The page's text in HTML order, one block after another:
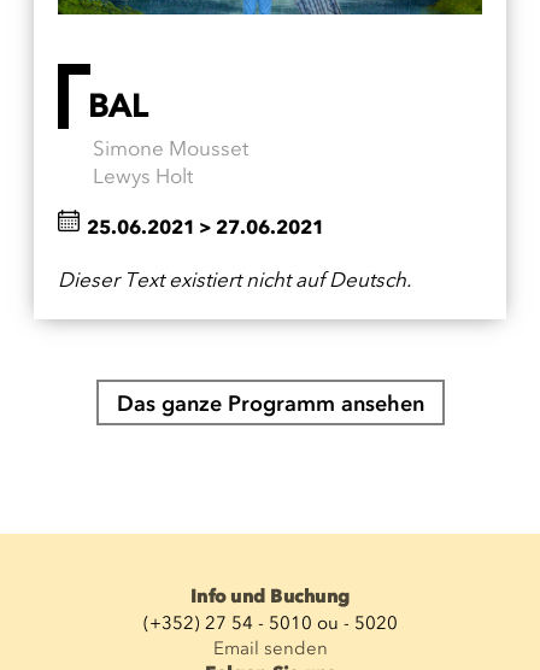
BAL
Simone Mousset
Lewys Holt
Dieser Text existiert nicht auf Deutsch.
25.06.2021 > 27.06.2021
Das ganze Programm ansehen
Info und Buchung
(+352) 27 54 - 5010 ou - 5020
Email senden